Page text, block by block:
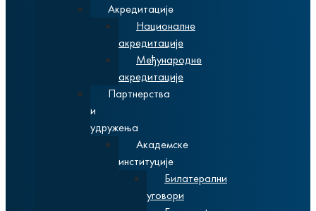
Акредитације
Националне
акредитације
Међународне
акредитације
Партнерства
и
удружења
Академске
институције
Билатерални
уговори